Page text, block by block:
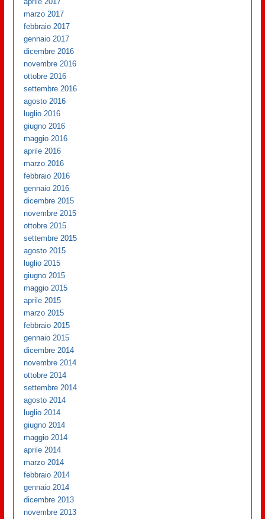
marzo 2017
febbraio 2017
gennaio 2017
dicembre 2016
novembre 2016
ottobre 2016
settembre 2016
agosto 2016
luglio 2016
giugno 2016
maggio 2016
aprile 2016
marzo 2016
febbraio 2016
gennaio 2016
dicembre 2015
novembre 2015
ottobre 2015
settembre 2015
agosto 2015
luglio 2015
giugno 2015
maggio 2015
aprile 2015
marzo 2015
febbraio 2015
gennaio 2015
dicembre 2014
novembre 2014
ottobre 2014
settembre 2014
agosto 2014
luglio 2014
giugno 2014
maggio 2014
aprile 2014
marzo 2014
febbraio 2014
gennaio 2014
dicembre 2013
novembre 2013